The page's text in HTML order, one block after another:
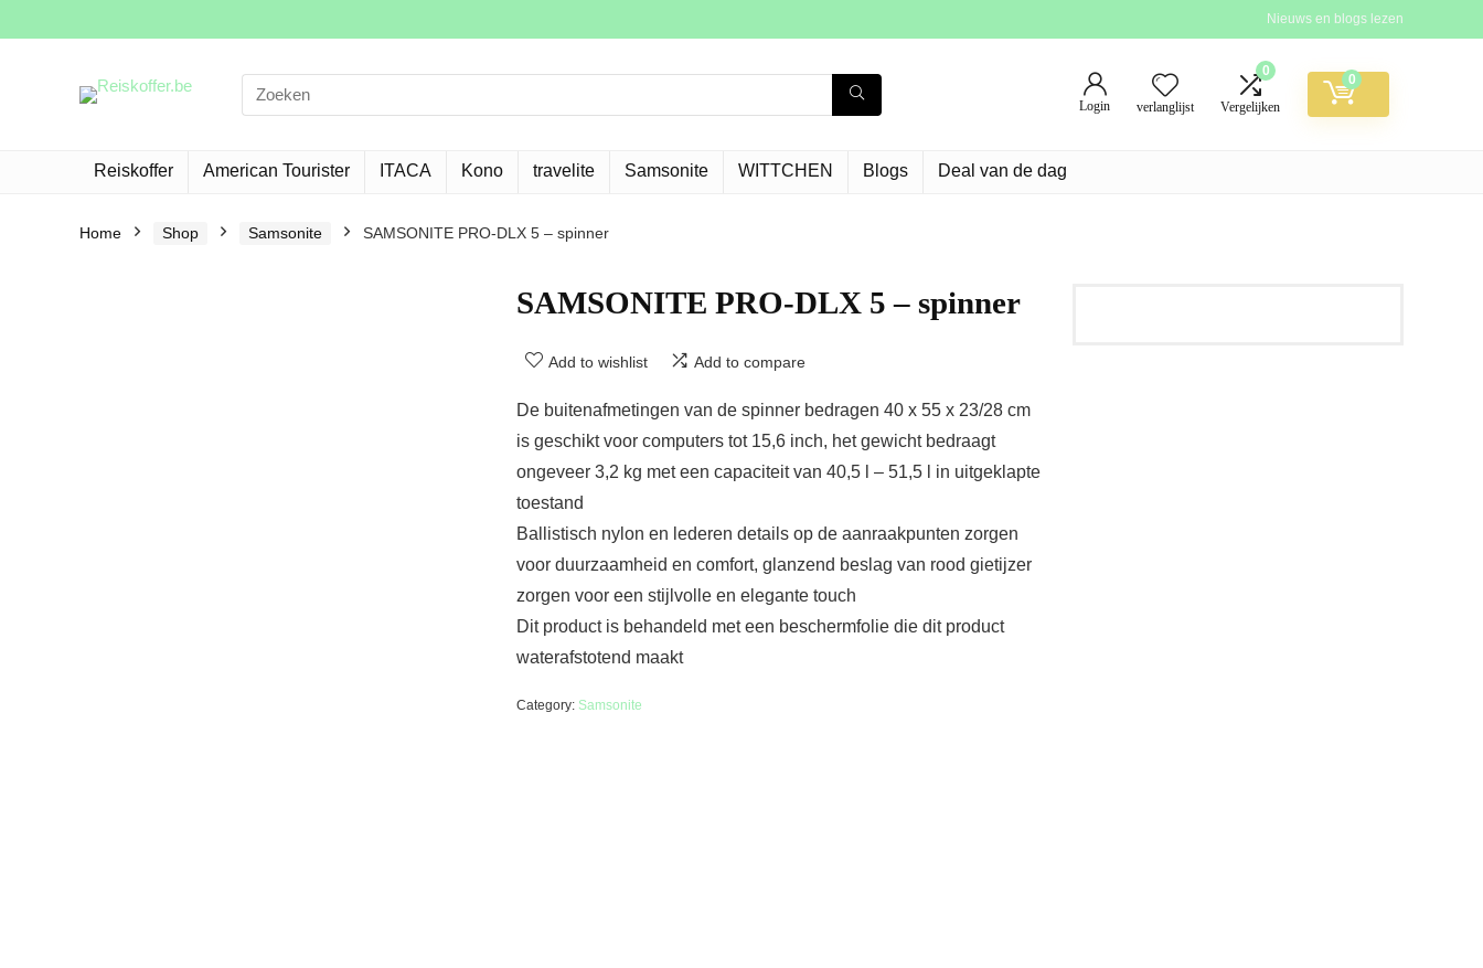
Nieuws en blogs lezen
Search
for:
Login verlanglijst
0
Vergelijken
0
Reiskoffer American Tourister ITACA Kono travelite Samsonite WITTCHEN Blogs Deal van de dag
Home Shop Samsonite SAMSONITE PRO-DLX 5 – spinner
SAMSONITE PRO-DLX 5 – spinner
Add to wishlist Add to compare
De buitenafmetingen van de spinner bedragen 40 x 55 x 23/28 cm
is geschikt voor computers tot 15,6 inch, het gewicht bedraagt
ongeveer 3,2 kg met een capaciteit van 40,5 l – 51,5 l in uitgeklapte
toestand
Ballistisch nylon en lederen details op de aanraakpunten zorgen
voor duurzaamheid en comfort, glanzend beslag van rood gietijzer
zorgen voor een stijlvolle en elegante touch
Dit product is behandeld met een beschermfolie die dit product
waterafstotend maakt
Category: Samsonite